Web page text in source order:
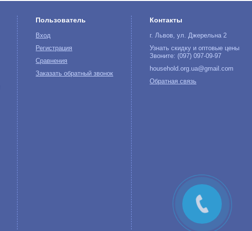
Пользователь
Вход
Регистрация
Сравнения
Заказать обратный звонок
Контакты
г. Львов, ул. Джерельна 2
Узнать скидку и оптовые цены
Звоните: (097) 097-09-97
household.org.ua@gmail.com
Обратная связь